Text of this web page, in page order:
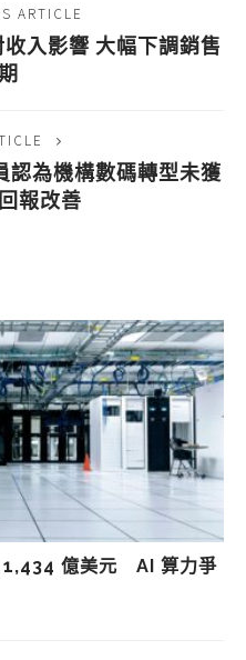
ARTICLE
入影響 大幅下調銷售
認為機構數碼轉型未獲
報改善
1,434 億美元 AI 算力爭